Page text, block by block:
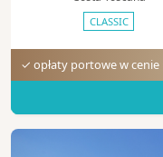
CLASSIC
✓ opłaty portowe w cenie